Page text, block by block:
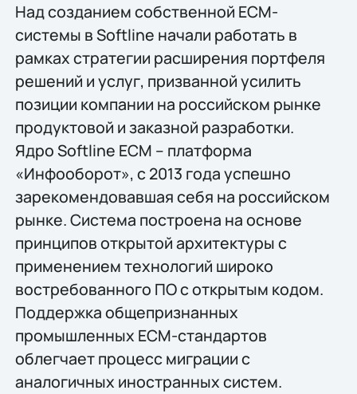
Над созданием собственной ECM-
системы в Softline начали работать в
рамках стратегии расширения портфеля
решений и услуг, призванной усилить
позиции компании на российском рынке
продуктовой и заказной разработки.
Ядро Softline ECM – платформа
«Инфооборот», с 2013 года успешно
зарекомендовавшая себя на российском
рынке. Система построена на основе
принципов открытой архитектуры с
применением технологий широко
востребованного ПО с открытым кодом.
Поддержка общепризнанных
промышленных ECM-стандартов
облегчает процесс миграции с
аналогичных иностранных систем.